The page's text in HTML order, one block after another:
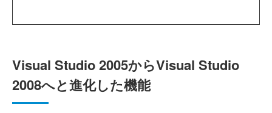
Visual Studio 2005からVisual Studio
2008へと進化した機能